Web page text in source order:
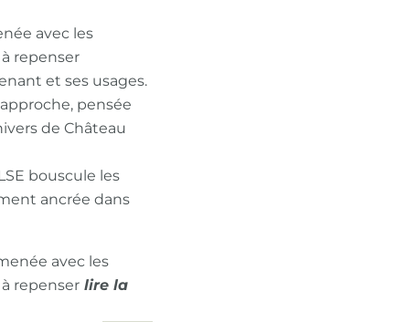
avec les
repenser
et ses usages.
pensée
de Château
bouscule les
ancrée dans
avec les
repenser